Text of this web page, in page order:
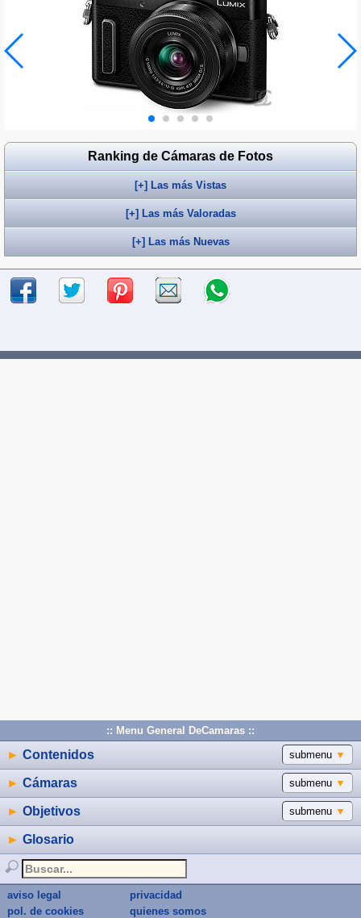
Ranking de Cámaras de Fotos
[+] Las más Vistas
[+] Las más Valoradas
[+] Las más Nuevas
:: Menu General DeCamaras ::
submenu ▼
► Contenidos
submenu ▼
► Cámaras
submenu ▼
► Objetivos
► Glosario
aviso legal
privacidad
pol. de cookies
quienes somos